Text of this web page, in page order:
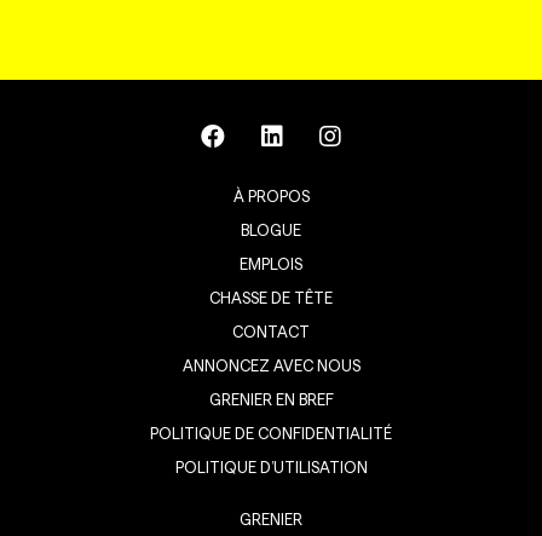
À PROPOS
BLOGUE
EMPLOIS
CHASSE DE TÊTE
CONTACT
ANNONCEZ AVEC NOUS
GRENIER EN BREF
POLITIQUE DE CONFIDENTIALITÉ
POLITIQUE D’UTILISATION
GRENIER